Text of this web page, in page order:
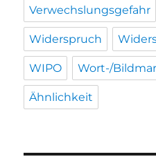
Verwechslungsgefahr
Widerspruch
WIPO Wort-/
Ähnlichkeit